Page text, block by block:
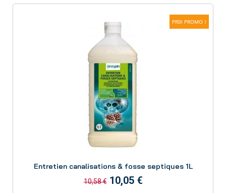
PRIX PROMO !
Entretien canalisations & fosse septiques 1L
10,58 € 10,05 €